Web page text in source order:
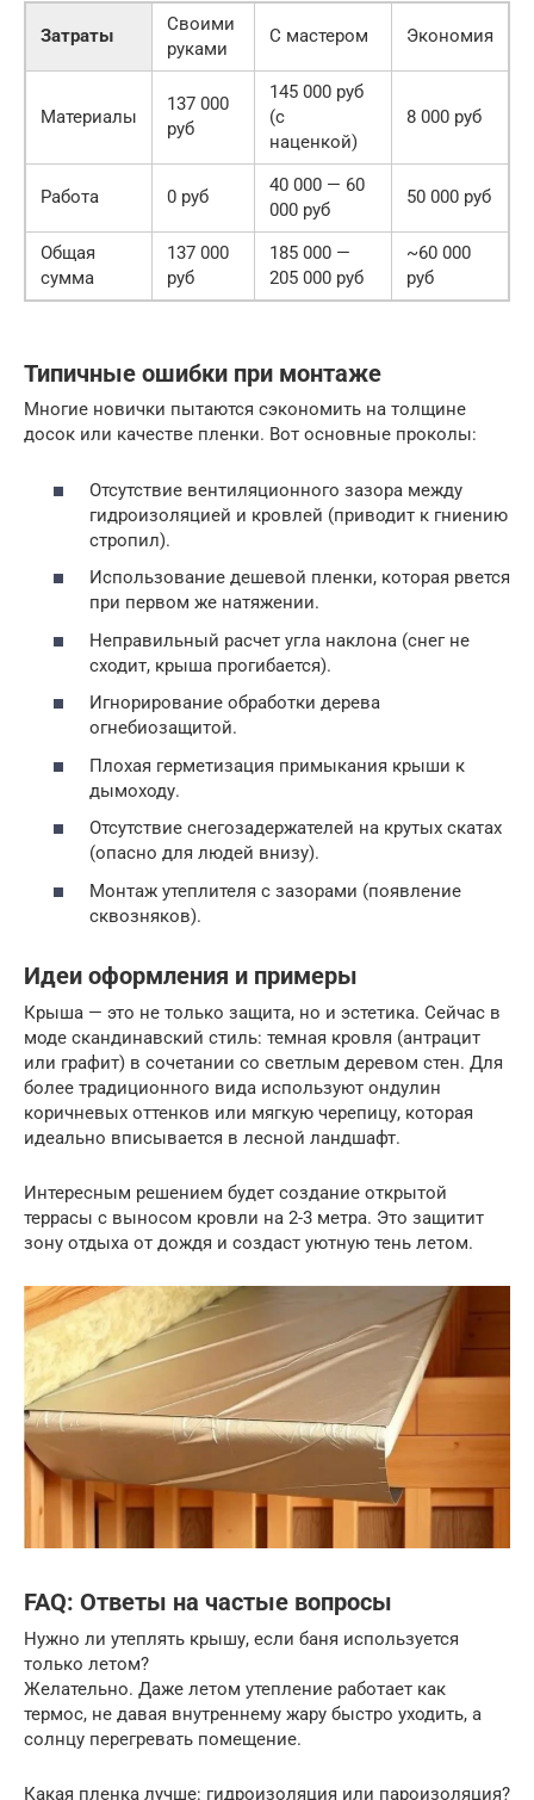
Затраты
Своими
руками
С мастером Экономия
Материалы
137 000
руб
145 000 руб
(с
наценкой)
8 000 руб
Работа 0 руб
40 000 — 60
000 руб
50 000 руб
Общая
сумма
137 000
руб
185 000 —
205 000 руб
~60 000
руб
Типичные ошибки при монтаже
Многие новички пытаются сэкономить на толщине
досок или качестве пленки. Вот основные проколы:
Отсутствие вентиляционного зазора между
гидроизоляцией и кровлей (приводит к гниению
стропил).
Использование дешевой пленки, которая рвется
при первом же натяжении.
Неправильный расчет угла наклона (снег не
сходит, крыша прогибается).
Игнорирование обработки дерева
огнебиозащитой.
Плохая герметизация примыкания крыши к
дымоходу.
Отсутствие снегозадержателей на крутых скатах
(опасно для людей внизу).
Монтаж утеплителя с зазорами (появление
сквозняков).
Идеи оформления и примеры
Крыша — это не только защита, но и эстетика. Сейчас в
моде скандинавский стиль: темная кровля (антрацит
или графит) в сочетании со светлым деревом стен. Для
более традиционного вида используют ондулин
коричневых оттенков или мягкую черепицу, которая
идеально вписывается в лесной ландшафт.
Интересным решением будет создание открытой
террасы с выносом кровли на 2-3 метра. Это защитит
зону отдыха от дождя и создаст уютную тень летом.
FAQ: Ответы на частые вопросы
Нужно ли утеплять крышу, если баня используется
только летом?
Желательно. Даже летом утепление работает как
термос, не давая внутреннему жару быстро уходить, а
солнцу перегревать помещение.
Какая пленка лучше: гидроизоляция или пароизоляция?